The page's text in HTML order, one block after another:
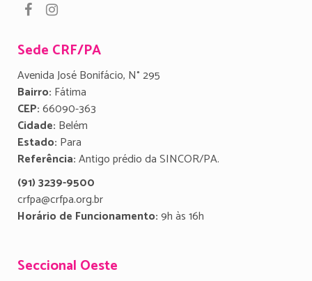
Sede CRF/PA
Avenida José Bonifácio, N° 295
Bairro: Fátima
CEP:66090-363
Cidade: Belém
Estado: Para
Referência:Antigo prédio da SINCOR/PA.
(91) 3239-9500
crfpa@crfpa.org.br
Horário de Funcionamento:9h às 16h
Seccional Oeste